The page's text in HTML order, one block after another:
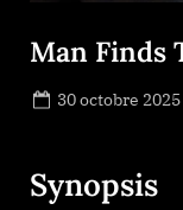
Man Finds
Posted
30 octobre 2025
Synopsis